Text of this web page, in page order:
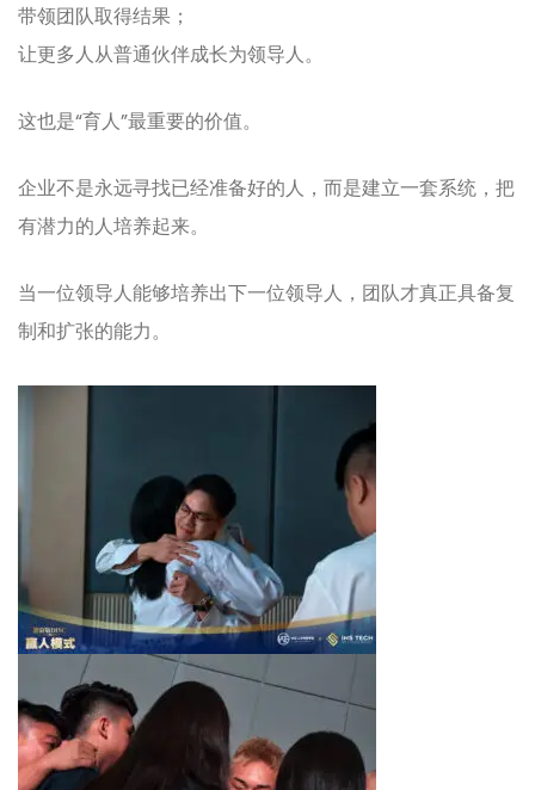
带领团队取得结果；
让更多人从普通伙伴成长为领导人。
这也是“育人”最重要的价值。
企业不是永远寻找已经准备好的人，而是建立一套系统，把
有潜力的人培养起来。
当一位领导人能够培养出下一位领导人，团队才真正具备复
制和扩张的能力。